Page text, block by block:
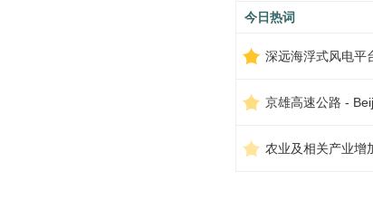
今日热词